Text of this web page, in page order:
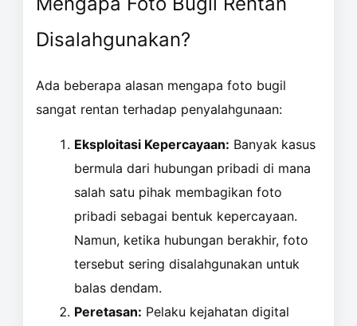
Disalahgunakan?
Ada beberapa alasan mengapa foto bugil
sangat rentan terhadap penyalahgunaan:
Eksploitasi Kepercayaan: Banyak kasus
bermula dari hubungan pribadi di mana
salah satu pihak membagikan foto
pribadi sebagai bentuk kepercayaan.
Namun, ketika hubungan berakhir, foto
tersebut sering disalahgunakan untuk
balas dendam.
Peretasan: Pelaku kejahatan digital